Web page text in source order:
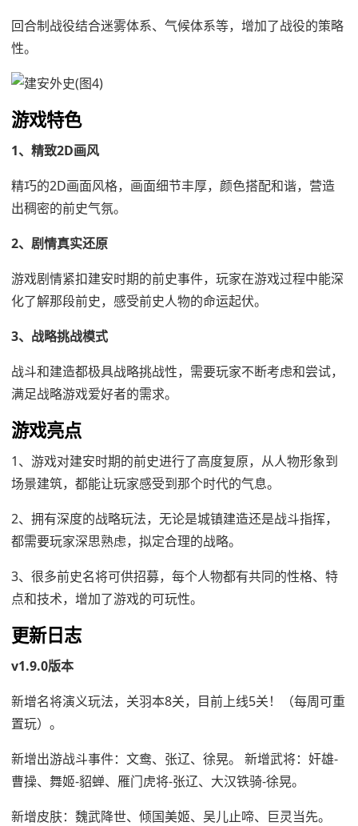
回合制战役结合迷雾体系、气候体系等，增加了战役的策略
性。
游戏特色
1、精致2D画风
精巧的2D画面风格，画面细节丰厚，颜色搭配和谐，营造
出稠密的前史气氛。
2、剧情真实还原
游戏剧情紧扣建安时期的前史事件，玩家在游戏过程中能深
化了解那段前史，感受前史人物的命运起伏。
3、战略挑战模式
战斗和建造都极具战略挑战性，需要玩家不断考虑和尝试，
满足战略游戏爱好者的需求。
游戏亮点
1、游戏对建安时期的前史进行了高度复原，从人物形象到
场景建筑，都能让玩家感受到那个时代的气息。
2、拥有深度的战略玩法，无论是城镇建造还是战斗指挥，
都需要玩家深思熟虑，拟定合理的战略。
3、很多前史名将可供招募，每个人物都有共同的性格、特
点和技术，增加了游戏的可玩性。
更新日志
v1.9.0版本
新增名将演义玩法，关羽本8关，目前上线5关！（每周可重
置玩）。
新增出游战斗事件：文鸯、张辽、徐晃。 新增武将：奸雄-
曹操、舞姬-貂蝉、雁门虎将-张辽、大汉铁骑-徐晃。
新增皮肤：魏武降世、倾国美姬、吴儿止啼、巨灵当先。